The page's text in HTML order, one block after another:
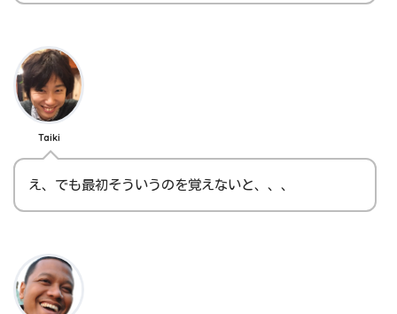
Taiki
え、でも最初そういうのを覚えないと、、、